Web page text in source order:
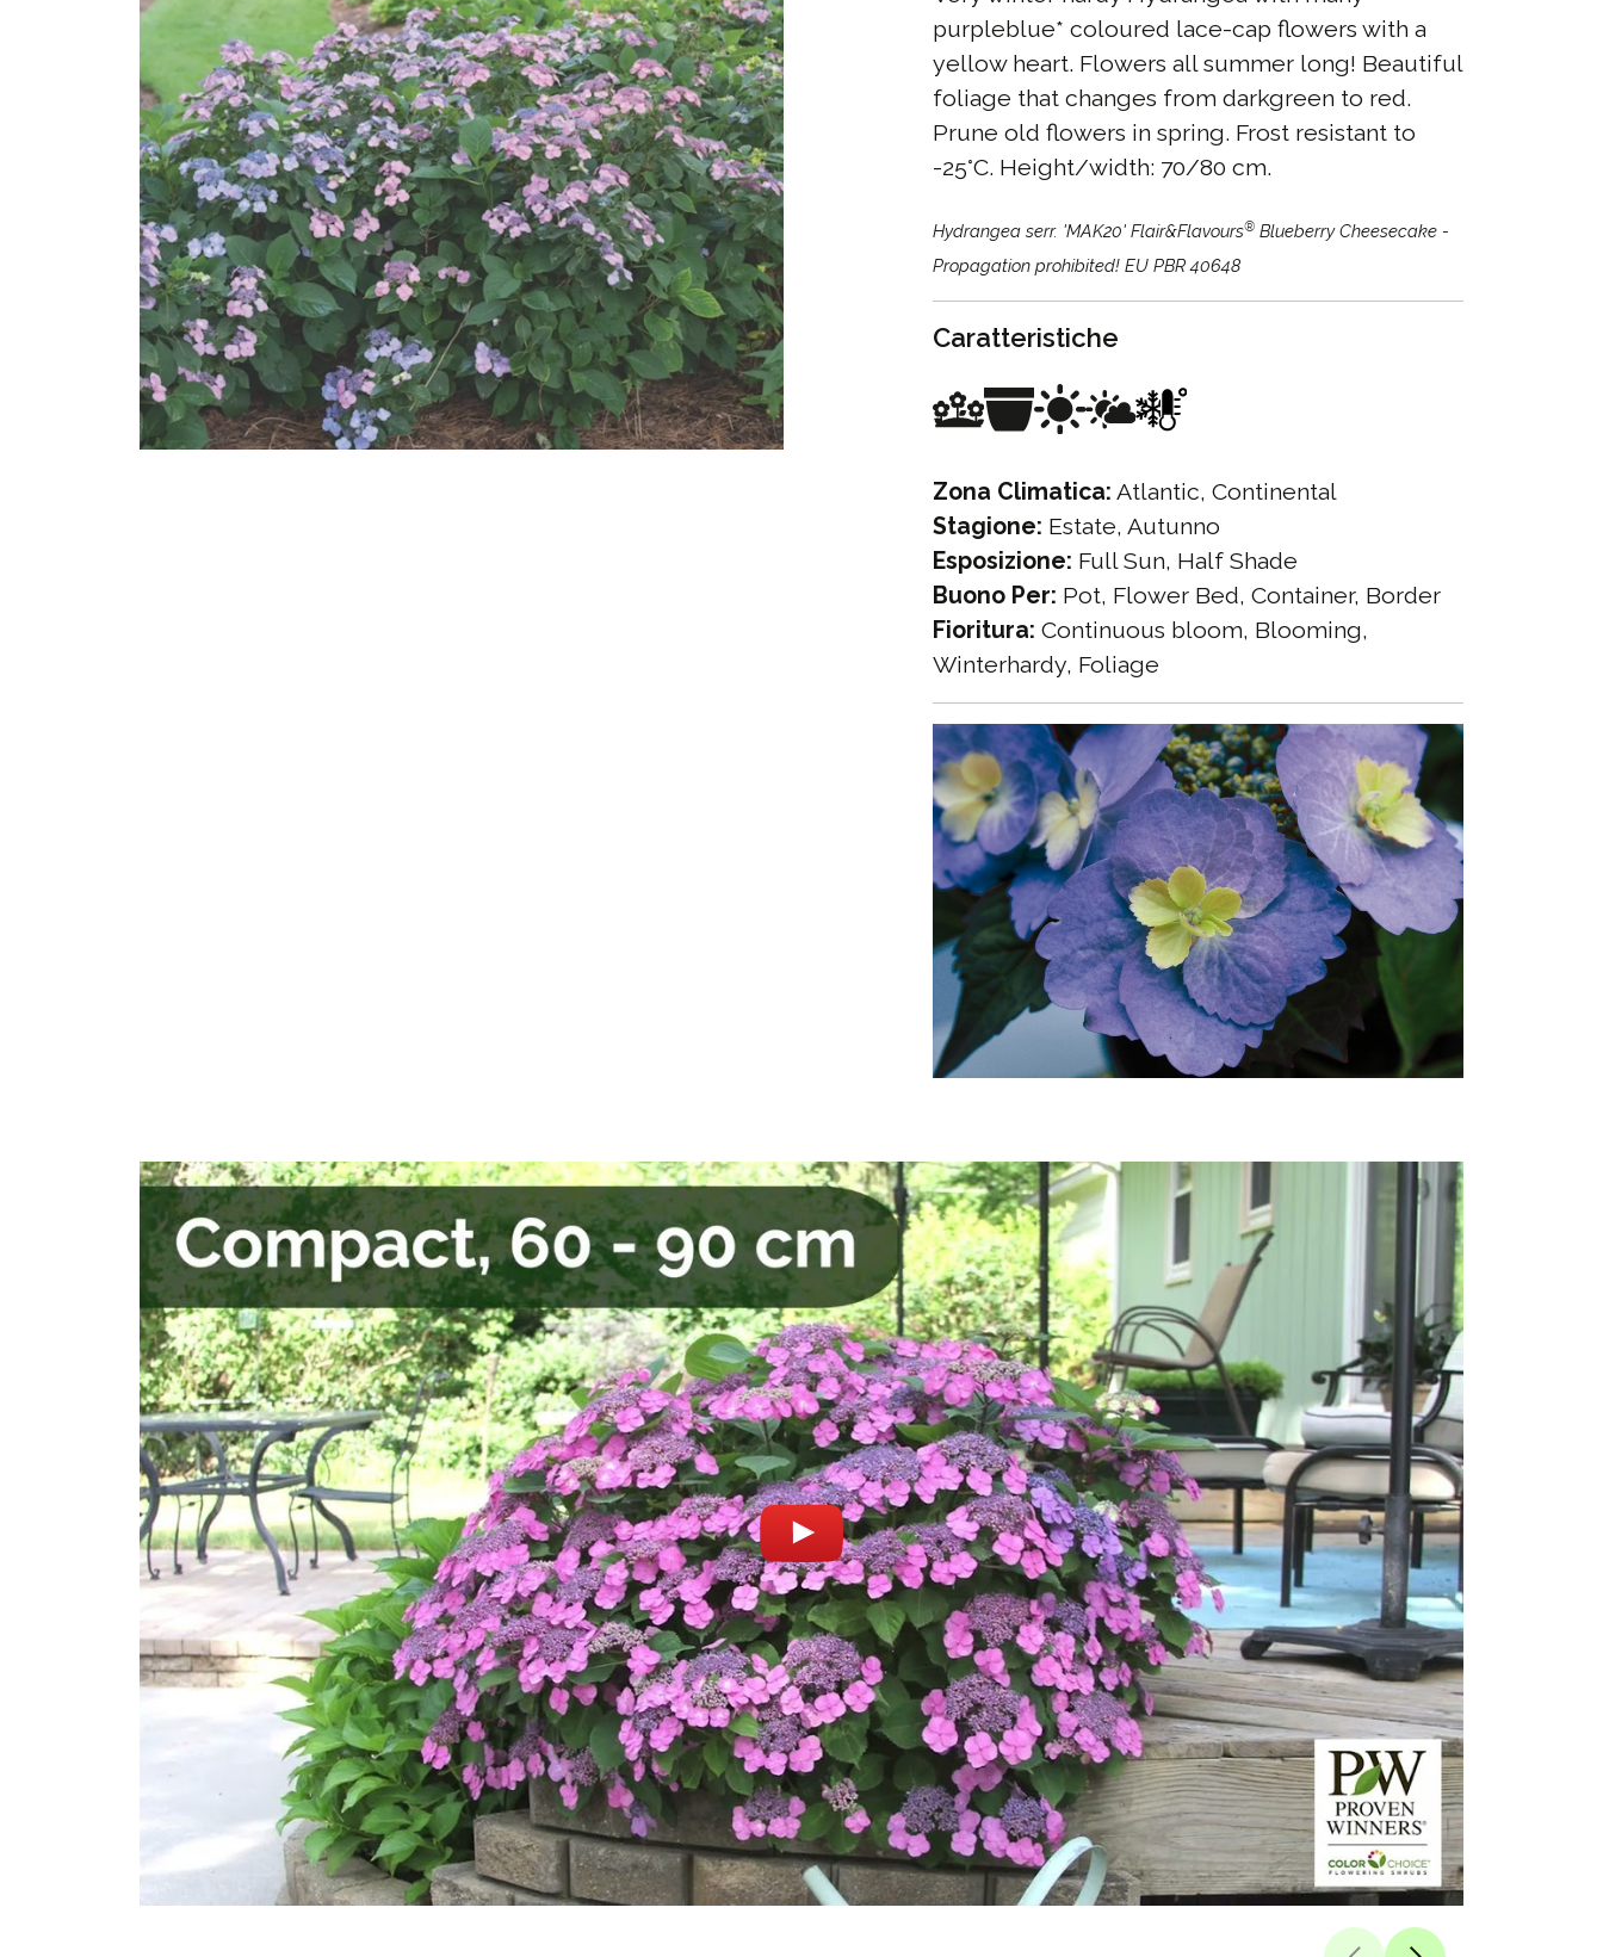
purpleblue* coloured lace-cap flowers with a
yellow heart. Flowers all summer long! Beautiful
foliage that changes from darkgreen to red.
Prune old flowers in spring. Frost resistant to
-25°C. Height/width: 70/80 cm.
Hydrangea serr. 'MAK20' Flair&Flavours® Blueberry Cheesecake -
Propagation prohibited! EU PBR 40648
Caratteristiche
Zona Climatica: Atlantic, Continental
Stagione: Estate, Autunno
Esposizione: Full Sun, Half Shade
Buono Per: Pot, Flower Bed, Container, Border
Fioritura: Continuous bloom, Blooming,
Winterhardy, Foliage